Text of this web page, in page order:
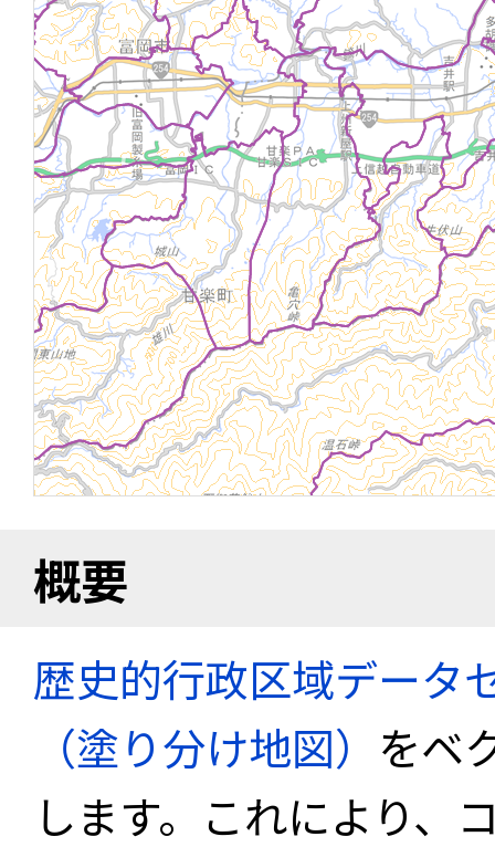
概要
歴史的行政区域データ
（塗り分け地図） をベ
します。これにより、